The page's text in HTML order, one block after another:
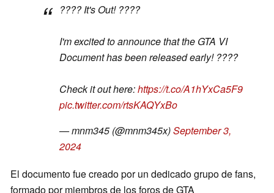
???? It's Out! ????
I'm excited to announce that the GTA VI
Document has been released early! ????
Check it out here:https://t.co/A1hYxCa5F9
pic.twitter.com/rtsKAQYxBo
— mnm345 (@mnm345x)September 3,
2024
El documento fue creado por un dedicado grupo de fans,
formado por miembros de los foros de GTA